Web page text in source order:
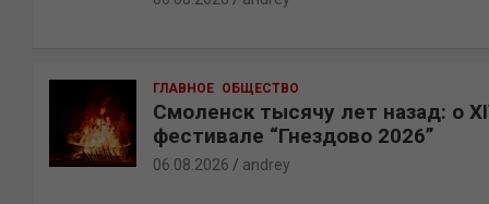
ГЛАВНОЕ ОБЩЕСТВО
Смоленск тысячу лет назад: о
фестивале “Гнездово 2026”
06.08.2026 andrey